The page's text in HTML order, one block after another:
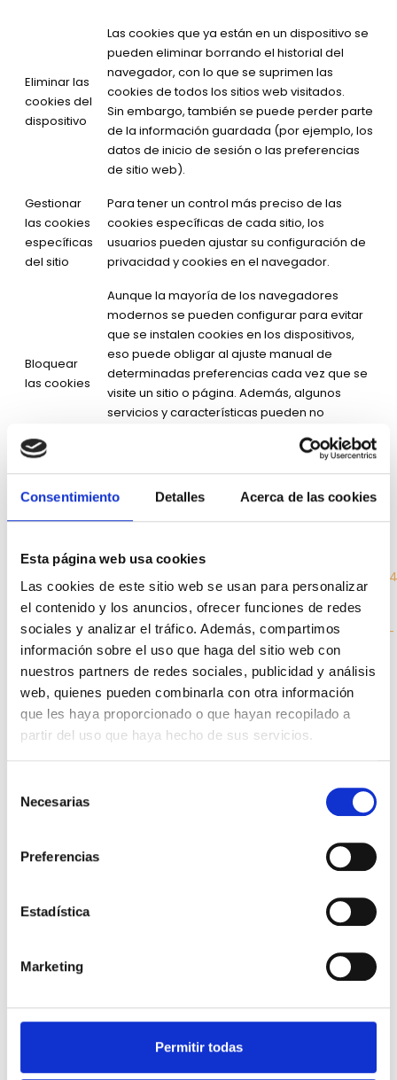
Consentimiento Detalles Acerca de las cookies
Esta página web usa cookies
Las cookies de este sitio web se usan para personalizar
el contenido y los anuncios, ofrecer funciones de redes
sociales y analizar el tráfico. Además, compartimos
información sobre el uso que haga del sitio web con
nuestros partners de redes sociales, publicidad y análisis
web, quienes pueden combinarla con otra información
que les haya proporcionado o que hayan recopilado a
partir del uso que haya hecho de sus servicios.
Necesarias
Preferencias
Estadística
Marketing
Permitir todas
Eliminar las
cookies del
dispositivo
Las cookies que ya están en un dispositivo se
pueden eliminar borrando el historial del
navegador, con lo que se suprimen las
cookies de todos los sitios web visitados.
Sin embargo, también se puede perder parte
de la información guardada (por ejemplo, los
datos de inicio de sesión o las preferencias
de sitio web).
Gestionar
las cookies
específicas
del sitio
Para tener un control más preciso de las
cookies específicas de cada sitio, los
usuarios pueden ajustar su configuración de
privacidad y cookies en el navegador.
Bloquear
las cookies
Aunque la mayoría de los navegadores
modernos se pueden configurar para evitar
que se instalen cookies en los dispositivos,
eso puede obligar al ajuste manual de
determinadas preferencias cada vez que se
visite un sitio o página. Además, algunos
servicios y características pueden no
Chrome
http://support.google.com/chrome/answer/
hl=es
Edge
https://support.microsoft.com/es-es/microsoft-
edge/eliminar-las-cookies-en-microsoft-edge-
63947406-40ac-c3b8-57b9-2a946a29ae09
Explorer
https://support.microsoft.com/es-
es/help/278835/how-to-delete-cookie-files-in-
internet-explorer
ES/privacy/websites/#cookies
es/guide/safari/sfri11471/mac
Opera
privacy/#clearBrowsingData
COOKIES CONTROLADAS POR EL